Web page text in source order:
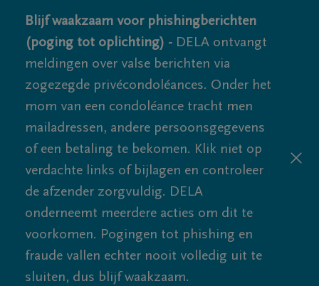
Blijf waakzaam voor phishingberichten
(poging tot oplichting) - DELA ontvangt
meldingen over valse berichten via
zogezegde privécondoléances. Onder het
mom van een condoléance tracht men
mailadressen, andere persoonsgegevens
of een betaling te bekomen. Klik niet op
verdachte links of bijlagen en controleer
de afzender zorgvuldig. DELA
onderneemt meerdere acties om dit te
voorkomen. Pogingen tot phishing en
fraude vallen echter nooit volledig uit te
sluiten, dus blijf waakzaam.